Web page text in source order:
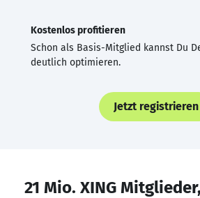
Kostenlos profitieren
Schon als Basis-Mitglied kannst Du
deutlich optimieren.
Jetzt registrieren
21 Mio. XING